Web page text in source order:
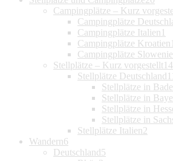
Campingplätze – Kurz
Campingplätze
Campingplätze Italien 1
Campingplätze Kroatien
Campingplätze
Stellplätze – Kurz vorgestellt 14
Stellplätze Deutschland
Stellplätze in
Stellplätze in
Stellplätze in
Stellplätze in
Stellplätze Italien2
Wandern6
Deutschland5